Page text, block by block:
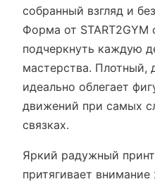
собранный взгляд и
Форма от START2GYM
подчеркнуть каждую
мастерства.
идеально облегает
движений при самых
связках.
Яркий радужный
притягивает